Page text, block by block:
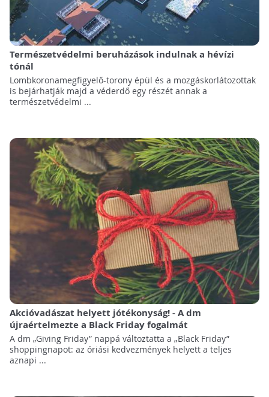
Természetvédelmi beruházások indulnak a hévízi
tónál
Lombkoronamegfigyelő-torony épül és a mozgáskorlátozottak
is bejárhatják majd a véderdő egy részét annak a
természetvédelmi ...
Akcióvadászat helyett jótékonyság! - A dm
újraértelmezte a Black Friday fogalmát
A dm „Giving Friday” nappá változtatta a „Black Friday”
shoppingnapot: az óriási kedvezmények helyett a teljes
aznapi ...